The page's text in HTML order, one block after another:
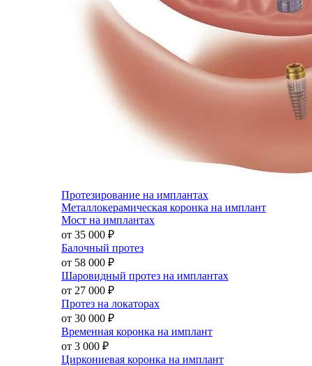
Протезирование на имплантах
Металлокерамическая коронка на имплант
Мост на имплантах
от 35 000 ₽
Балочный протез
от 58 000 ₽
Шаровидный протез на имплантах
от 27 000 ₽
Протез на локаторах
от 30 000 ₽
Временная коронка на имплант
от 3 000 ₽
Циркониевая коронка на имплант